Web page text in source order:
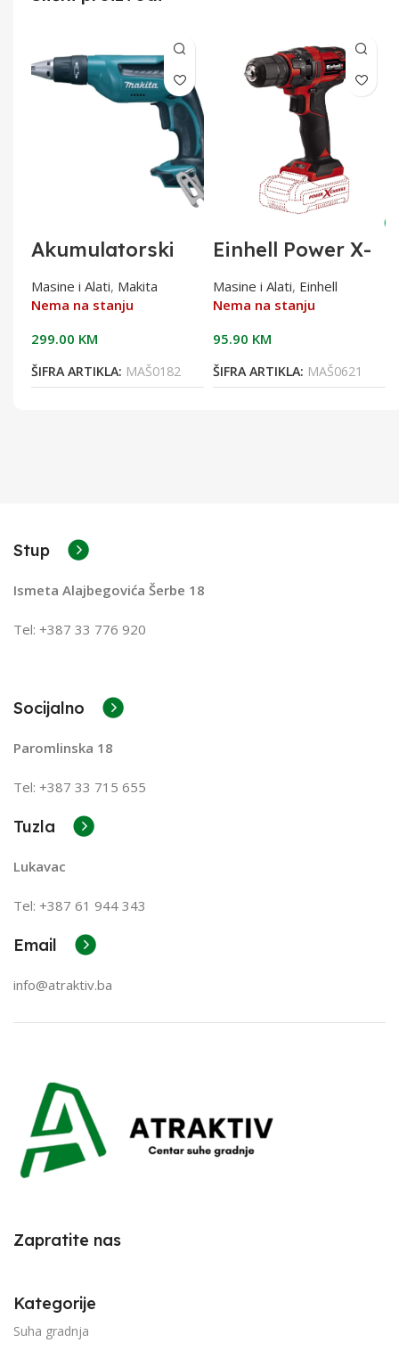
Akumulatorski
DFS451Z
Masine i Alati, Makita
Nema na stanju
299.00 KM
ŠIFRA ARTIKLA: MAŠ0182
Einhell Power X-
bušilica TE-CD
18/40 Li-Solo
Masine i Alati, Einhell
Nema na stanju
95.90 KM
ŠIFRA ARTIKLA: MAŠ0621
Stup
Ismeta Alajbegovića Šerbe 18
Tel: +387 33 776 920
Socijalno
Paromlinska 18
Tel: +387 33 715 655
Tuzla
Lukavac
Tel: +387 61 944 343
Email
info@atraktiv.ba
Zapratite nas
Kategorije
Suha gradnja